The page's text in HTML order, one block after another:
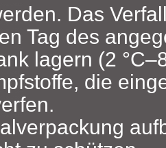
Das
Tag des
lagern (2
die